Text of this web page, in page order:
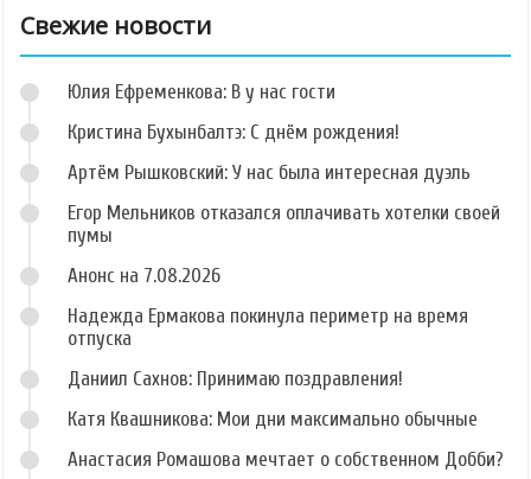
Свежие новости
Юлия Ефременкова: В у нас гости
Кристина Бухынбалтэ: С днём рождения!
Артём Рышковский: У нас была интересная дуэль
Егор Мельников отказался оплачивать хотелки своей
пумы
Анонс на 7.08.2026
Надежда Ермакова покинула периметр на время
отпуска
Даниил Сахнов: Принимаю поздравления!
Катя Квашникова: Мои дни максимально обычные
Анастасия Ромашова мечтает о собственном Добби?